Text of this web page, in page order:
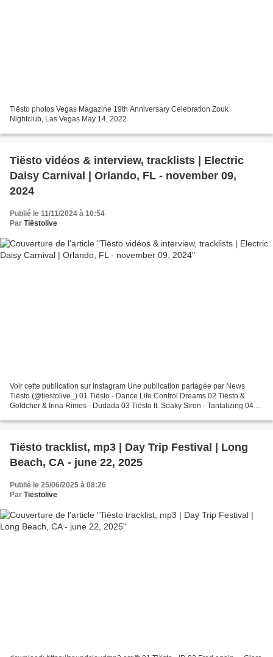
Tiësto photos Vegas Magazine 19th Anniversary Celebration Zouk
Nightclub, Las Vegas May 14, 2022
Tiësto vidéos & interview, tracklists | Electric
Daisy Carnival | Orlando, FL - november 09,
2024
Publié le 11/11/2024 à 10:54
Par Tiëstolive
Voir cette publication sur Instagram Une publication partagée par News
Tiësto (@tiestolive_) 01 Tiësto - Dance Life Control Dreams 02 Tiësto &
Goldcher & Irina Rimes - Dudada 03 Tiësto ft. Soaky Siren - Tantalizing 04
Tiësto tracklist, mp3 | Day Trip Festival | Long
Beach, CA - june 22, 2025
Publié le 25/06/2025 à 08:26
Par Tiëstolive